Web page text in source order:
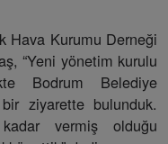
Hava Kurumu Derneği
“Yeni yönetim kurulu
Bodrum Belediye
bir ziyarette bulunduk.
vermiş olduğu